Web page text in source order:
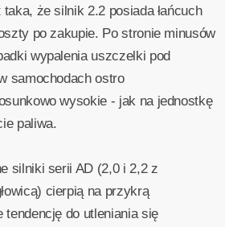
że silnik 2.2 posiada łańcuch
po zakupie. Po stronie minusów
wypalenia uszczelki pod
samochodach ostro
wysokie - jak na jednostkę
paliwa.
silniki serii AD (2,0 i 2,2 z
cierpią na przykrą
tendencję do utleniania się